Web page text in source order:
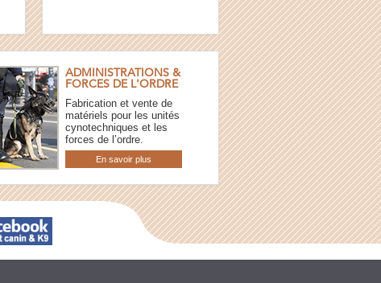
ADMINISTRATIONS &
FORCES DE L'ORDRE
Fabrication et vente de
matériels pour les unités
cynotechniques et les
forces de l’ordre.
En savoir plus